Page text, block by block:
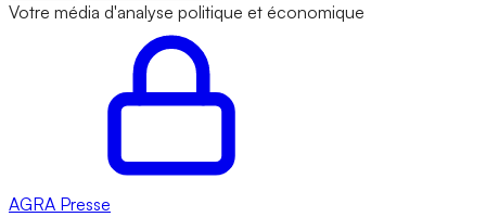
Votre média d'analyse politique et économique
AGRA Presse